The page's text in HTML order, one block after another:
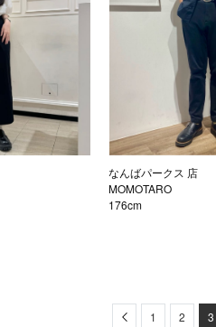
なんばパークス 店
MOMOTARO
176cm
Previous
1 2 3